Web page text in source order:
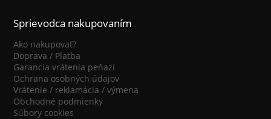
Sprievodca nakupovaním
Ako nakupovať?
Doprava / Platba
Garancia vrátenia peňazí
Ochrana osobných údajov
Vrátenie / reklamácia / výmena
Obchodné podmienky
Súbory cookies